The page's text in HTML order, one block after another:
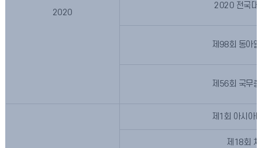
2020
2020 전국대
제98회 동아
제56회 국무
제1회 아시아
제18회